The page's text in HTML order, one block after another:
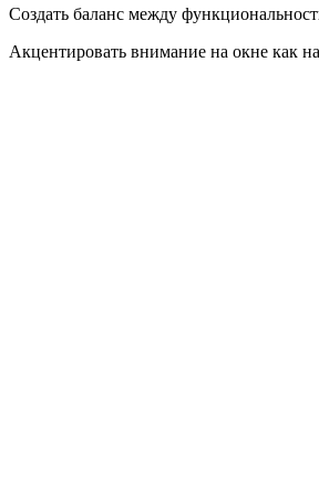
Создать баланс между
Акцентировать внимание на окне как